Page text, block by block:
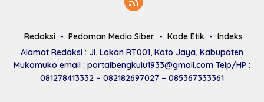
Redaksi Pedoman Media Siber Kode Etik
Indeks
Alamat Redaksi : Jl. Lokan RT001, Koto Jaya, Kabupaten
Mukomuko email : portalbengkulu1933@gmail.com Telp/HP :
081278413332 – 082182697027 – 085367333361